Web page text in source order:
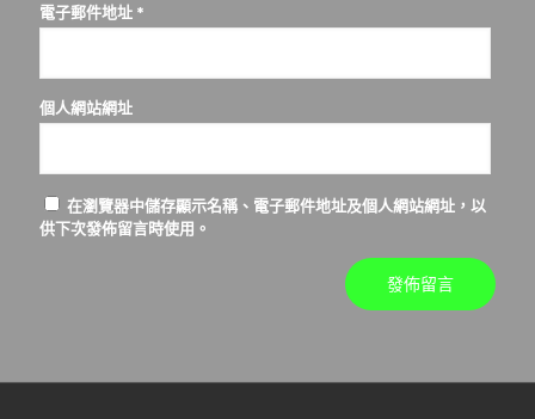
電子郵件地址 *
個人網站網址
在瀏覽器中儲存顯示名稱、電子郵件地址及個人網站網址，以
供下次發佈留言時使用。